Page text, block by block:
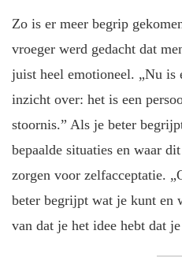
Zo is er meer begrip
vroeger werd gedacht dat
juist heel emotioneel. „Nu is
inzicht over: het is een
stoornis.” Als je beter
bepaalde situaties en waar
zorgen voor zelfacceptatie.
beter begrijpt wat je kunt en
van dat je het idee hebt dat